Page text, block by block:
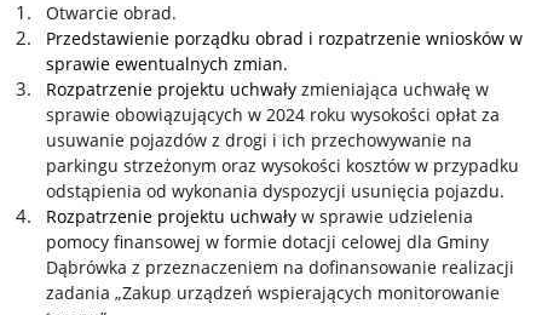
Otwarcie obrad.
Przedstawienie porządku obrad i rozpatrzenie wniosków w
sprawie ewentualnych zmian.
Rozpatrzenie projektu uchwały zmieniająca uchwałę w
sprawie obowiązujących w 2024 roku wysokości opłat za
usuwanie pojazdów z drogi i ich przechowywanie na
parkingu strzeżonym oraz wysokości kosztów w przypadku
odstąpienia od wykonania dyspozycji usunięcia pojazdu.
Rozpatrzenie projektu uchwały w sprawie udzielenia
pomocy finansowej w formie dotacji celowej dla Gminy
Dąbrówka z przeznaczeniem na dofinansowanie realizacji
zadania „Zakup urządzeń wspierających monitorowanie